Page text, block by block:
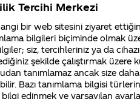
www.coca-
coladukkani.com
içinCoca-Cola
e-posta
Tercihi Merkezi
bir web sitesini ziyaret
bilgileri biçiminde olmak
siz, tercihleriniz ya da
şekilde çalıştırmak üzere
tanımlamaz ancak size
Bazı tanımlama bilgisi
edinmek ve varsayılan